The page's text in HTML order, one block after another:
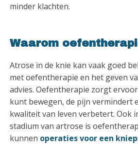
minder klachten.
Waarom
Atrose in de knie kan vaak goed
met oefentherapie en het geven
advies. Oefentherapie zorgt
kunt bewegen, de pijn vermindert
kwaliteit van leven verbetert. Ook
stadium van artrose is
kunnen operaties voor een